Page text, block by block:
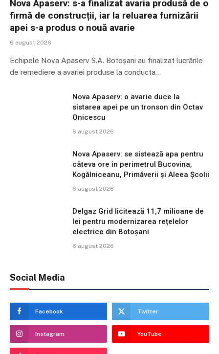
Nova Apaserv: s-a finalizat avaria produsă de o
firmă de construcții, iar la reluarea furnizării
apei s-a produs o nouă avarie
6 august 2026
Echipele Nova Apaserv S.A. Botoșani au finalizat lucrările
de remediere a avariei produse la conducta…
Nova Apaserv: o avarie duce la
sistarea apei pe un tronson din Octav
Onicescu
6 august 2026
Nova Apaserv: se sistează apa pentru
câteva ore în perimetrul Bucovina,
Kogălniceanu, Primăverii și Aleea Școlii
6 august 2026
Delgaz Grid licitează 11,7 milioane de
lei pentru modernizarea rețelelor
electrice din Botoșani
6 august 2026
Social Media
Facebook Twitter
Instagram YouTube